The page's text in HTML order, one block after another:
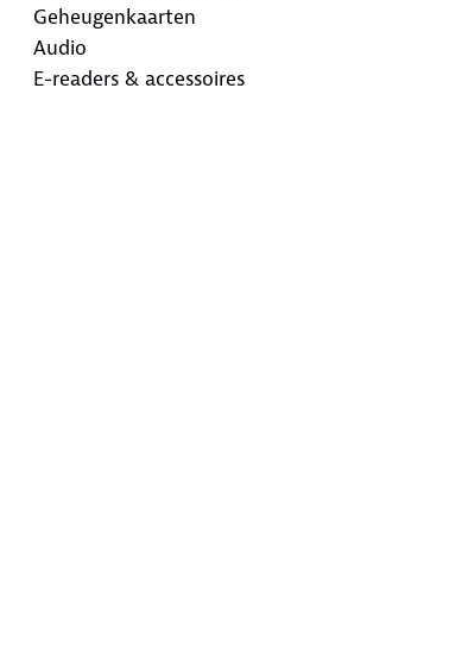
Geheugenkaarten
Audio
E-readers & accessoires